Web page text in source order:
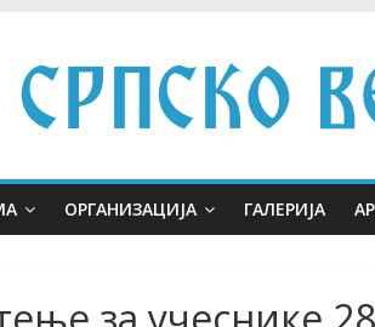
ОРГАНИЗАЦИЈА ГАЛЕРИЈА